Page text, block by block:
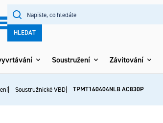
HLEDAT
Soustružení Závitování
Soustružnické VBD TPMT160404NLB AC830P